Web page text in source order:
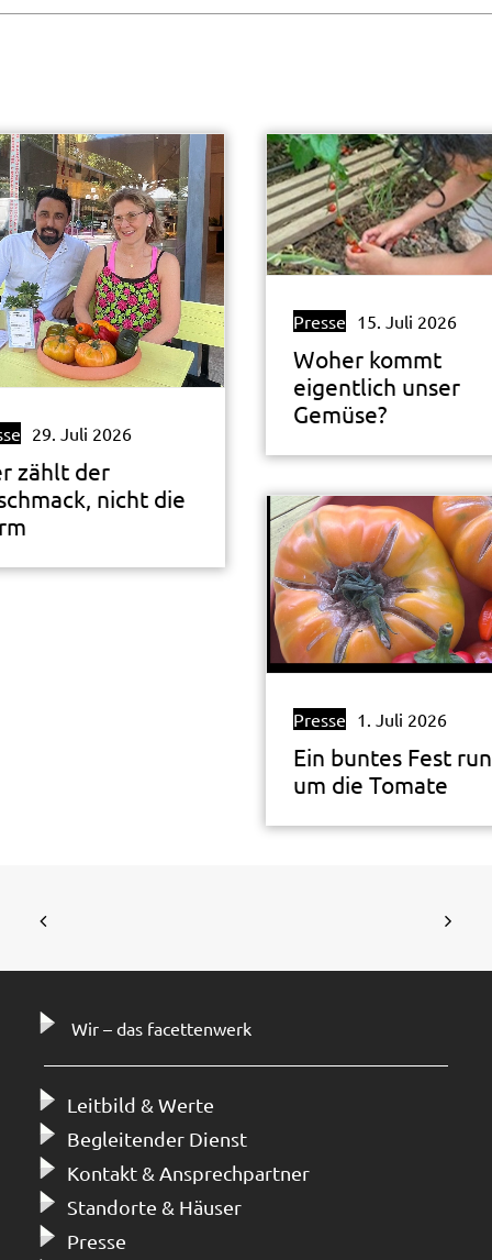
29. Juli 2026
zählt der
nicht die
Presse 15. Juli 2026
Woher kommt
eigentlich unser
Gemüse?
Presse 1. Juli 2026
Ein buntes Fest
um die Tomate
Wir – das facettenwerk
Leitbild & Werte
Begleitender Dienst
Kontakt & Ansprechpartner
Standorte & Häuser
Presse